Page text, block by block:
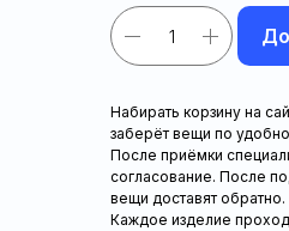
Набирать корзину на
заберёт вещи по
После приёмки
согласование. После
вещи доставят обратно.
Каждое изделие